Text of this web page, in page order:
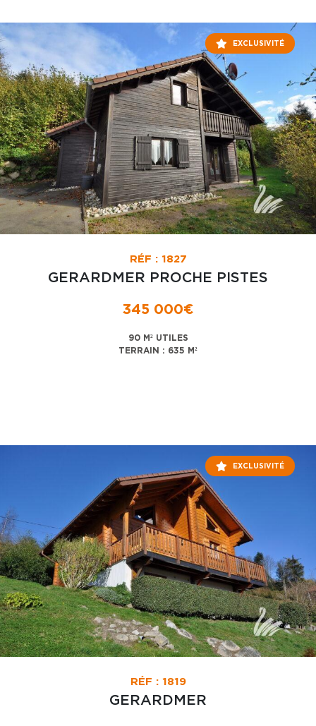
EXCLUSIVITÉ
RÉF : 1827
GERARDMER PROCHE PISTES
345 000€
90 M² UTILES
TERRAIN : 635 M²
EXCLUSIVITÉ
RÉF : 1819
GERARDMER